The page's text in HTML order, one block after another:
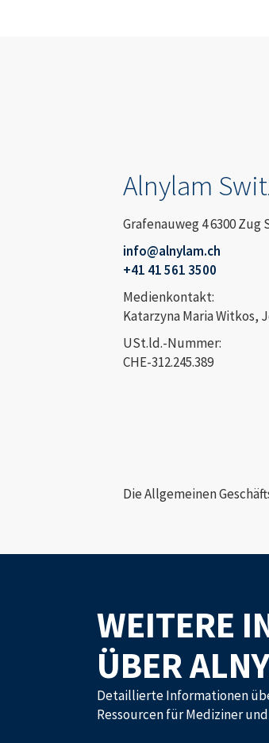
Alnylam
Grafenauweg 4 6300 Zug
info@alnylam.ch
+41 41 561 3500
Medienkontakt:
Katarzyna Maria Witkos,
USt.ld.-Nummer:
CHE-312.245.389
Die Allgemeinen
WEITERE
ÜBER
Detaillierte Informationen
Ressourcen für Mediziner